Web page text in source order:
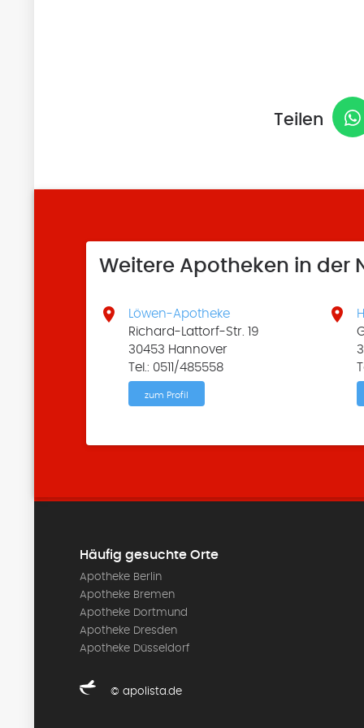
Teilen
Weitere Apotheken in der

Löwen-Apotheke
Richard-Lattorf-Str. 19
30453 Hannover
Tel.: 0511/485558
zum Profil

Häufig gesuchte Orte
Apotheke Berlin
Apotheke Bremen
Apotheke Dortmund
Apotheke Dresden
Apotheke Düsseldorf
© apolista.de